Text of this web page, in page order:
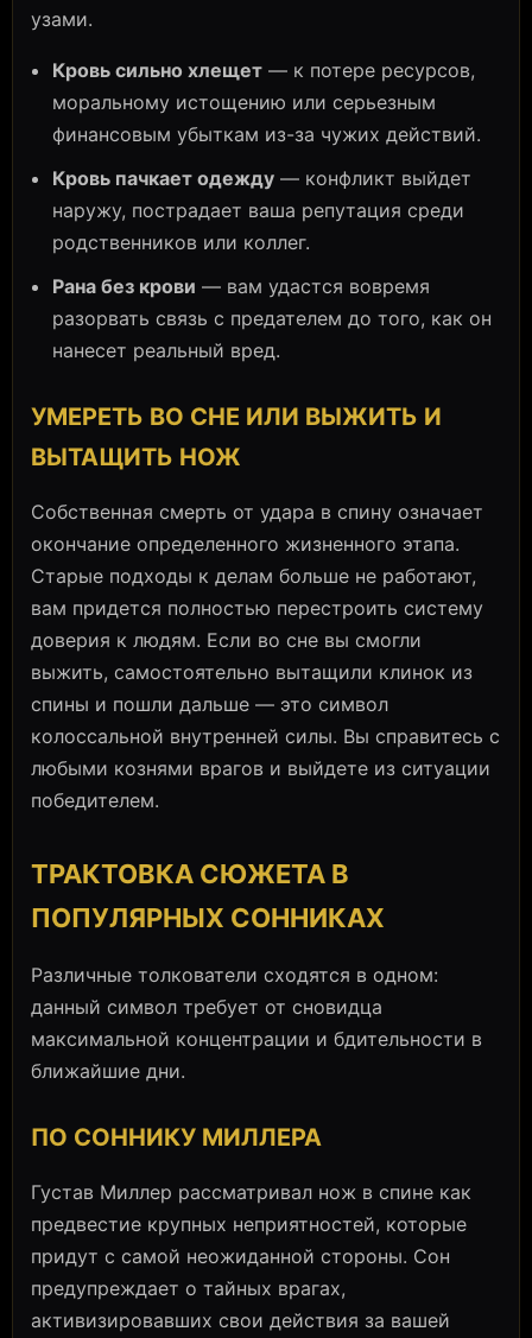
узами.
Кровь сильно хлещет — к потере ресурсов,
моральному истощению или серьезным
финансовым убыткам из-за чужих действий.
Кровь пачкает одежду — конфликт выйдет
наружу, пострадает ваша репутация среди
родственников или коллег.
Рана без крови — вам удастся вовремя
разорвать связь с предателем до того, как он
нанесет реальный вред.
УМЕРЕТЬ ВО СНЕ ИЛИ ВЫЖИТЬ И
ВЫТАЩИТЬ НОЖ
Собственная смерть от удара в спину означает
окончание определенного жизненного этапа.
Старые подходы к делам больше не работают,
вам придется полностью перестроить систему
доверия к людям. Если во сне вы смогли
выжить, самостоятельно вытащили клинок из
спины и пошли дальше — это символ
колоссальной внутренней силы. Вы справитесь с
любыми кознями врагов и выйдете из ситуации
победителем.
ТРАКТОВКА СЮЖЕТА В
ПОПУЛЯРНЫХ СОННИКАХ
Различные толкователи сходятся в одном:
данный символ требует от сновидца
максимальной концентрации и бдительности в
ближайшие дни.
ПО СОННИКУ МИЛЛЕРА
Густав Миллер рассматривал нож в спине как
предвестие крупных неприятностей, которые
придут с самой неожиданной стороны. Сон
предупреждает о тайных врагах,
активизировавших свои действия за вашей